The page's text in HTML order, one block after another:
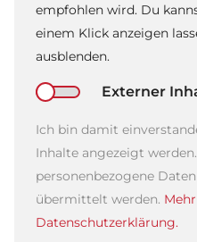
empfohlen wird. Du
einem Klick anzeigen
ausblenden.
Externer
Ich bin damit
Inhalte angezeigt
personenbezogene
übermittelt werden.
Datenschutzerklärung.